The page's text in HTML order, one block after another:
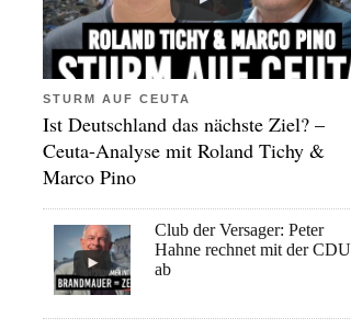
STURM AUF CEUTA
Ist Deutschland das nächste Ziel? –
Ceuta-Analyse mit Roland Tichy &
Marco Pino
Club der Versager: Peter
Hahne rechnet mit der CDU
ab